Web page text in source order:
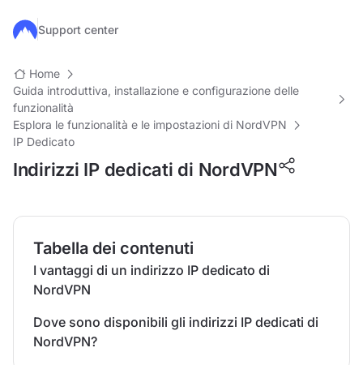
Salta al contenuto principale
Support center
Home
Guida introduttiva, installazione e configurazione delle
funzionalità
Esplora le funzionalità e le impostazioni di NordVPN
IP Dedicato
Indirizzi IP dedicati di NordVPN
Tabella dei contenuti
I vantaggi di un indirizzo IP dedicato di
NordVPN
Dove sono disponibili gli indirizzi IP dedicati di
NordVPN?